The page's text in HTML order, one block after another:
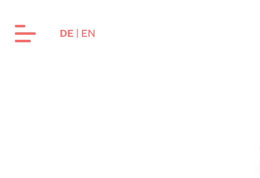
DE EN